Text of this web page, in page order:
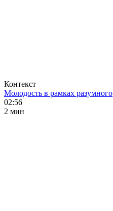
Контекст
Молодость в рамках разумного
02:56
2 мин